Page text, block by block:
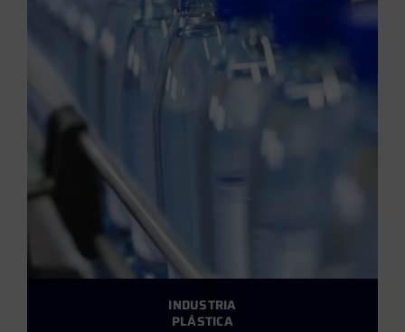
INDUSTRIA
PLÁSTICA